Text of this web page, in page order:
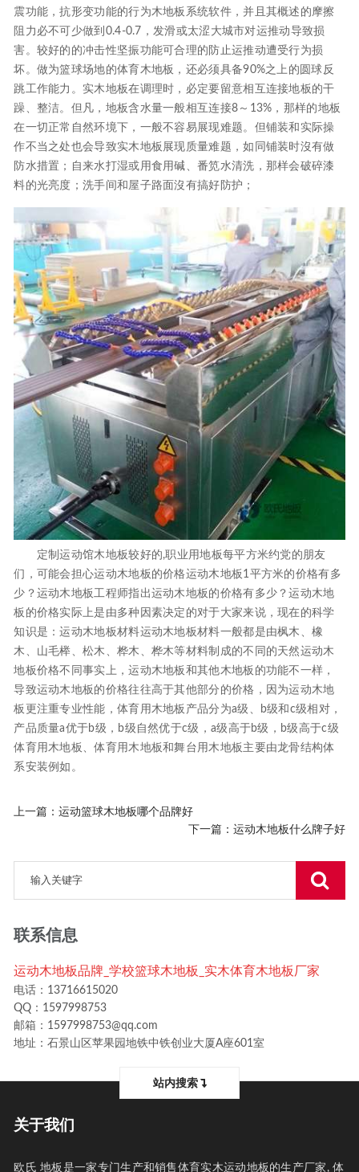
震功能，抗形变功能的行为木地板系统软件，并且其概述的摩擦
阻力必不可少做到0.4-0.7，发滑或太涩大城市对运推动导致损
害。较好的的冲击性坚振功能可合理的防止运推动遭受行为损
坏。做为篮球场地的体育木地板，还必须具备90%之上的圆球反
跳工作能力。实木地板在调理时，必定要留意相互连接地板的干
躁、整洁。但凡，地板含水量一般相互连接8～13%，那样的地板
在一切正常自然环境下，一般不容易展现难题。但铺装和实际操
作不当之处也会导致实木地板展现质量难题，如同铺装时沒有做
防水措置；自来水打湿或用食用碱、番笕水清洗，那样会破碎漆
料的光亮度；洗手间和屋子路面沒有搞好防护；
定制运动馆木地板较好的,职业用地板每平方米约党的朋友
们，可能会担心运动木地板的价格运动木地板1平方米的价格有多
少？运动木地板工程师指出运动木地板的价格有多少？运动木地
板的价格实际上是由多种因素决定的对于大家来说，现在的科学
知识是：运动木地板材料运动木地板材料一般都是由枫木、橡
木、山毛榉、松木、桦木、桦木等材料制成的不同的天然运动木
地板价格不同事实上，运动木地板和其他木地板的功能不一样，
导致运动木地板的价格往往高于其他部分的价格，因为运动木地
板更注重专业性能，体育用木地板产品分为a级、b级和c级相对，
产品质量a优于b级，b级自然优于c级，a级高于b级，b级高于c级
体育用木地板、体育用木地板和舞台用木地板主要由龙骨结构体
系安装例如。
上一篇：运动篮球木地板哪个品牌好
下一篇： 运动木地板什么牌子好
联系信息
运动木地板品牌_学校篮球木地板_实木体育木地板厂家
电话：13716615020
QQ：1597998753
邮箱：1597998753@qq.com
地址：石景山区苹果园地铁中铁创业大厦A座601室
站内搜索
关于我们
欧氏 地板是一家专门生产和销售体育实木运动地板的生产厂家, 体